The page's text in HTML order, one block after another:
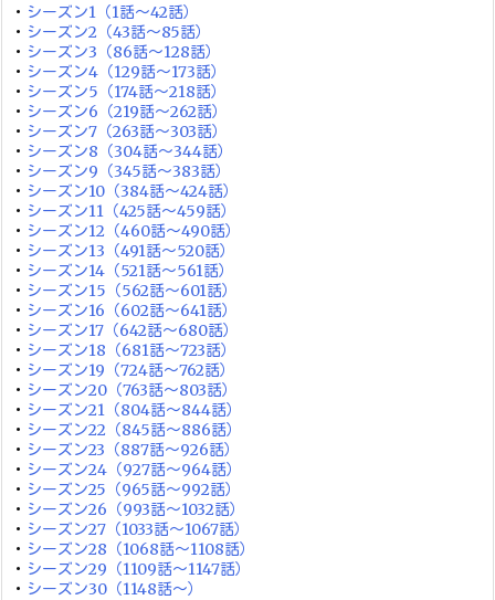
・ シーズン1（1話～42話）
・ シーズン2（43話～85話）
・ シーズン3（86話～128話）
・ シーズン4（129話～173話）
・ シーズン5（174話～218話）
・ シーズン6（219話～262話）
・ シーズン7（263話～303話）
・ シーズン8（304話～344話）
・ シーズン9（345話～383話）
・ シーズン10（384話～424話）
・ シーズン11（425話～459話）
・ シーズン12（460話～490話）
・ シーズン13（491話～520話）
・ シーズン14（521話～561話）
・ シーズン15（562話～601話）
・ シーズン16（602話～641話）
・ シーズン17（642話～680話）
・ シーズン18（681話～723話）
・ シーズン19（724話～762話）
・ シーズン20（763話～803話）
・ シーズン21（804話～844話）
・ シーズン22（845話～886話）
・ シーズン23（887話～926話）
・ シーズン24（927話～964話）
・ シーズン25（965話～992話）
・ シーズン26（993話～1032話）
・ シーズン27（1033話～1067話）
・ シーズン28（1068話～1108話）
・ シーズン29（1109話～1147話）
・ シーズン30（1148話～）